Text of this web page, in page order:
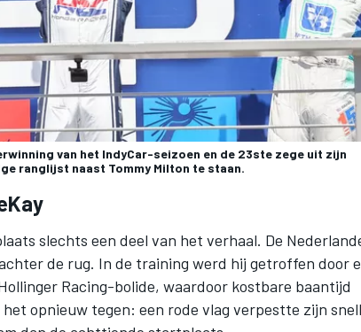
van het IndyCar-seizoen en de 23ste zege uit zijn
ranglijst naast Tommy Milton te staan.
slechts een deel van het verhaal. De
de rug. In de training werd hij getroffen door
Racing-bolide, waardoor kostbare baantijd
opnieuw tegen: een rode vlag verpestte zijn